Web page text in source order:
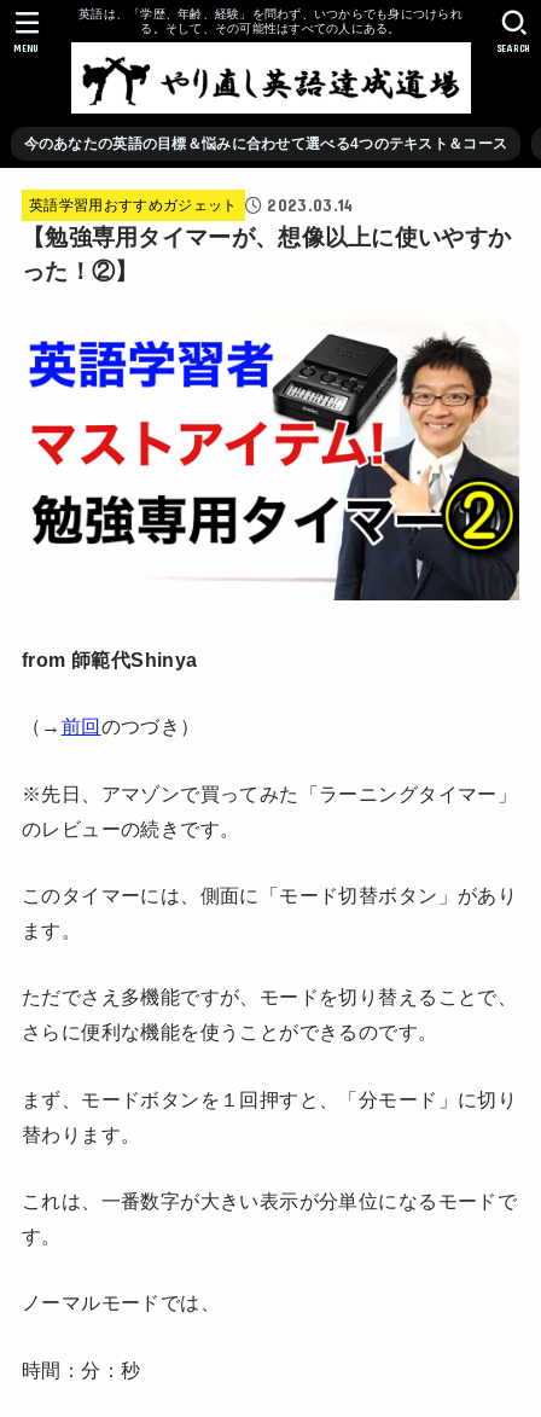
英語は、「学歴、年齢、経験」を問わず、いつからでも身につけられ
る。そして、その可能性はすべての人にある。
今のあなたの英語の目標＆悩みに合わせて選べる4つのテキスト＆コース
SEARCH
MENU
英語学習用おすすめガジェット 2023.03.14
【勉強専用タイマーが、想像以上に使いやすか
った！②】
from 師範代Shinya
（→ 前回のつづき）
※先日、アマゾンで買ってみた「ラーニングタイマー」
のレビューの続きです。
このタイマーには、側面に「モード切替ボタン」があり
ます。
ただでさえ多機能ですが、モードを切り替えることで、
さらに便利な機能を使うことができるのです。
まず、モードボタンを１回押すと、「分モード」に切り
替わります。
これは、一番数字が大きい表示が分単位になるモードで
す。
ノーマルモードでは、
時間：分：秒